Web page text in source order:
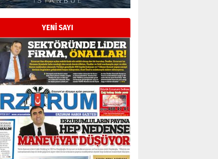
YENİ SAYI
29 Haziran 2026 Pazartesi
Kenan GÜLERCİ
Murat Şahsuvaroğlu ERKON’da
çıtayı yukarı taşırken,
yönetimdekiler aşağı
çekmemeli!
17 Şubat 2026 SalıOrhan BOZKURT
Bir fotoğraf, bir şehir, bir
gazeteci… Dizginler kimin
elinde?
31 Mart 2026 Salı
A. Berhan Yılmaz
BİR BÖLÜM DEĞİL, BİR ÖMÜR
SEÇİYORSUNUZ… “NEDEN
ATATÜRK ÜNİVERSİTESİ?”